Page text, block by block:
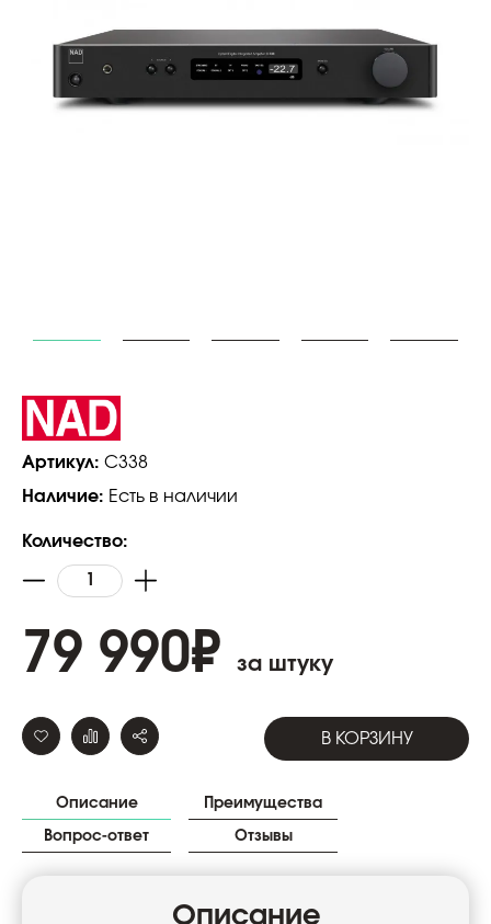
Артикул: C338
Наличие: Есть в наличии
Количество:
79 990₽ за штуку
В КОРЗИНУ
Описание Преимущества
Вопрос-ответ Отзывы
Описание